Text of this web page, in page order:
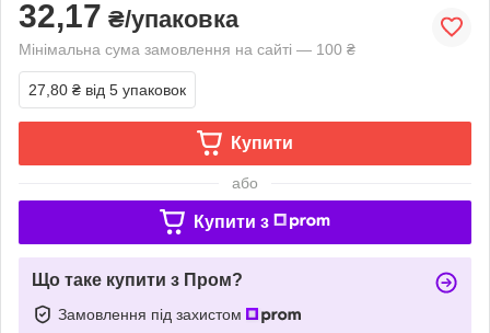
32,17 ₴/упаковка
Мінімальна сума замовлення на сайті — 100 ₴
27,80 ₴ від 5 упаковок
Купити
або
Купити з
Що таке купити з Пром?
Замовлення під захистом